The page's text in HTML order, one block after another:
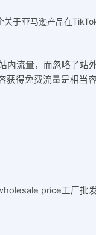
于亚马逊产品在
内流量，而忽略了站
得免费流量是相当容
price工厂批